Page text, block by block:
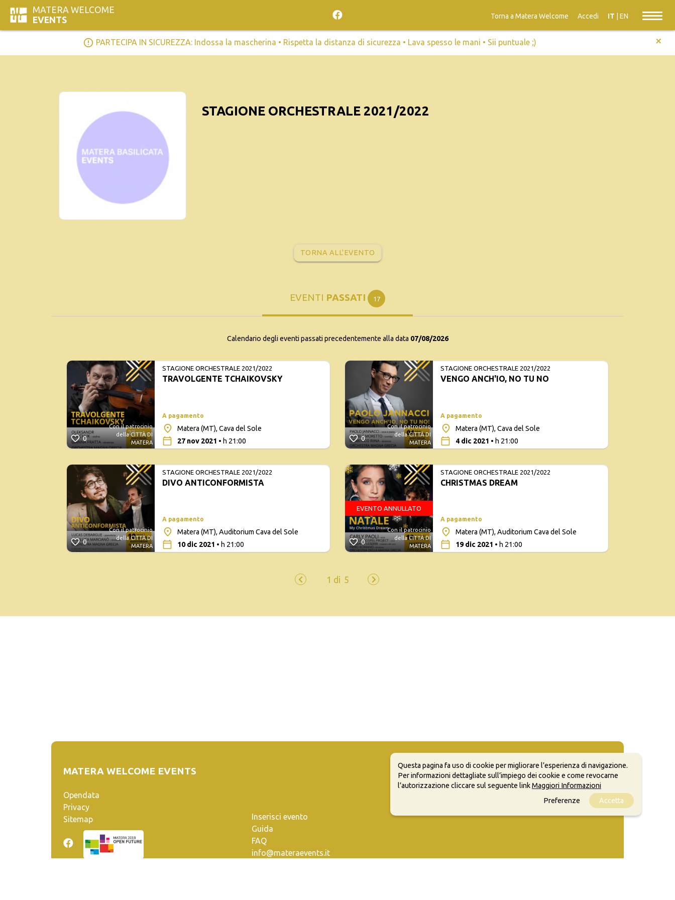
MATERA WELCOME
EVENTS
Torna a Matera Welcome Accedi IT EN
error_outline PARTECIPA IN SICUREZZA: Indossa la mascherina • Rispetta la distanza di sicurezza • Lava spesso le mani • Sii puntuale ;) +
STAGIONE ORCHESTRALE 2021/2022
TORNA ALL'EVENTO
EVENTI PASSATI 17
Calendario degli eventi passati precedentemente alla data 07/08/2026
0
Con il patrocinio
della CITTÀ DI
MATERA
STAGIONE ORCHESTRALE 2021/2022
TRAVOLGENTE TCHAIKOVSKY
A pagamento
Matera (MT), Cava del Sole
27 nov 2021 • h 21:00
0
Con il patrocinio
della CITTÀ DI
MATERA
STAGIONE ORCHESTRALE 2021/2022
DIVO ANTICONFORMISTA
A pagamento
Matera (MT), Auditorium Cava del Sole
10 dic 2021 • h 21:00
0
Con il patrocinio
della CITTÀ DI
MATERA
STAGIONE ORCHESTRALE 2021/2022
VENGO ANCH'IO, NO TU NO
A pagamento
Matera (MT), Cava del Sole
4 dic 2021 • h 21:00
0
EVENTO ANNULLATO
Con il patrocinio
della CITTÀ DI
MATERA
STAGIONE ORCHESTRALE 2021/2022
CHRISTMAS DREAM
A pagamento
Matera (MT), Auditorium Cava del Sole
19 dic 2021 • h 21:00
MATERA WELCOME EVENTS
Opendata
Privacy
Sitemap
Inserisci evento
Guida
FAQ
info@materaevents.it
Questa pagina fa uso di cookie per migliorare l’esperienza di navigazione.
Per informazioni dettagliate sull’impiego dei cookie e come revocarne
l’autorizzazione cliccare sul seguente linkMaggiori Informazioni
Preferenze
Accetta